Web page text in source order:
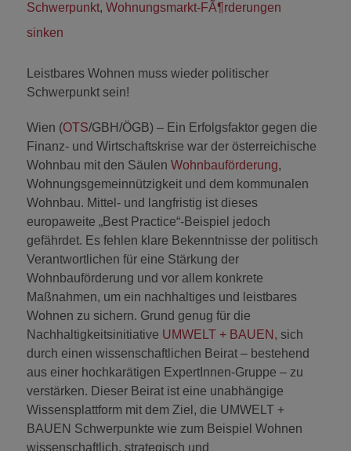
Schwerpunkt, Wohnungsmarkt-FÃ¶rderungen
sinken
Leistbares Wohnen muss wieder politischer
Schwerpunkt sein!
Wien (OTS/GBH/ÖGB) – Ein Erfolgsfaktor gegen die
Finanz- und Wirtschaftskrise war der österreichische
Wohnbau mit den Säulen Wohnbauförderung,
Wohnungsgemeinnützigkeit und dem kommunalen
Wohnbau. Mittel- und langfristig ist dieses
europaweite „Best Practice“-Beispiel jedoch
gefährdet. Es fehlen klare Bekenntnisse der politisch
Verantwortlichen für eine Stärkung der
Wohnbauförderung und vor allem konkrete
Maßnahmen, um ein nachhaltiges und leistbares
Wohnen zu sichern. Grund genug für die
Nachhaltigkeitsinitiative UMWELT + BAUEN, sich
durch einen wissenschaftlichen Beirat – bestehend
aus einer hochkarätigen ExpertInnen-Gruppe – zu
verstärken. Dieser Beirat ist eine unabhängige
Wissensplattform mit dem Ziel, die UMWELT +
BAUEN Schwerpunkte wie zum Beispiel Wohnen
wissenschaftlich, strategisch und